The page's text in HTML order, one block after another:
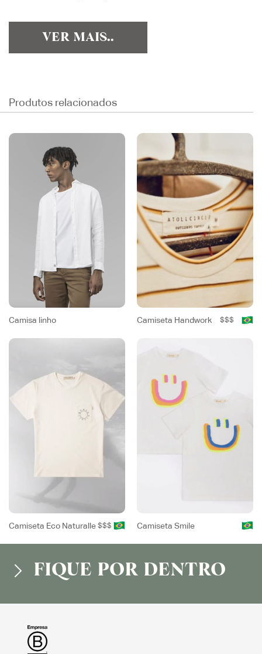
VER MAIS..
Produtos relacionados
Camisa linho Camiseta Handwork $$$
Camiseta Eco Naturalle $$$ Camiseta Smile
FIQUE POR DENTRO